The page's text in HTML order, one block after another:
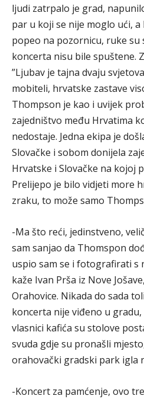
ljudi zatrpalo je grad,
par u koji se nije moglo ući,
popeo na pozornicu, ruke su
koncerta nisu bile spuštene.
”Ljubav je tajna dvaju
mobiteli, hrvatske zastave
Thompson je kao i uvijek
zajedništvo među Hrvatima
nedostaje. Jedna ekipa je
Slovačke i sobom donijela
Hrvatske i Slovačke na kojoj
Prelijepo je bilo vidjeti more
zraku, to može samo
-Ma što reći, jedinstveno,
sam sanjao da Thomspon
uspio sam se i fotografirati s
kaže Ivan Prša iz Nove
Orahovice. Nikada do sada
koncerta nije viđeno u
vlasnici kafića su stolove
svuda gdje su pronašli
orahovački gradski park igla
-Koncert za pamćenje, ovo